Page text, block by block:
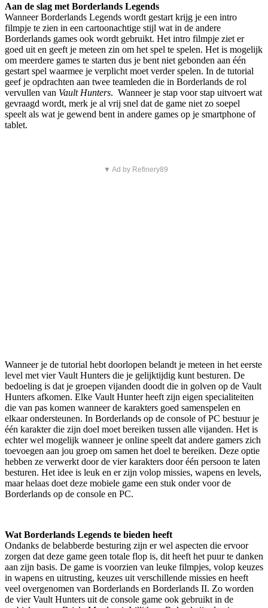
Aan de slag met Borderlands Legends
Wanneer Borderlands Legends wordt gestart krijg je een intro
filmpje te zien in een cartoonachtige stijl wat in de andere
Borderlands games ook wordt gebruikt. Het intro filmpje ziet er
goed uit en geeft je meteen zin om het spel te spelen. Het is mogelijk
om meerdere games te starten dus je bent niet gebonden aan één
gestart spel waarmee je verplicht moet verder spelen. In de tutorial
geef je opdrachten aan twee teamleden die in Borderlands de rol
vervullen van Vault Hunters. Wanneer je stap voor stap uitvoert wat
gevraagd wordt, merk je al vrij snel dat de game niet zo soepel
speelt als wat je gewend bent in andere games op je smartphone of
tablet.
▼ Ad by Refinery89
Wanneer je de tutorial hebt doorlopen belandt je meteen in het eerste
level met vier Vault Hunters die je gelijktijdig kunt besturen. De
bedoeling is dat je groepen vijanden doodt die in golven op de Vault
Hunters afkomen. Elke Vault Hunter heeft zijn eigen specialiteiten
die van pas komen wanneer de karakters goed samenspelen en
elkaar ondersteunen. In Borderlands op de console of PC bestuur je
één karakter die zijn doel moet bereiken tussen alle vijanden. Het is
echter wel mogelijk wanneer je online speelt dat andere gamers zich
toevoegen aan jou groep om samen het doel te bereiken. Deze optie
hebben ze verwerkt door de vier karakters door één persoon te laten
besturen. Het idee is leuk en er zijn volop missies, wapens en levels,
maar helaas doet deze mobiele game een stuk onder voor de
Borderlands op de console en PC.
Wat Borderlands Legends te bieden heeft
Ondanks de belabberde besturing zijn er wel aspecten die ervoor
zorgen dat deze game geen totale flop is, dit heeft het puur te danken
aan zijn basis. De game is voorzien van leuke filmpjes, volop keuzes
in wapens en uitrusting, keuzes uit verschillende missies en heeft
veel overgenomen van Borderlands en Borderlands II. Zo worden
de vier Vault Hunters uit de console game ook gebruikt in de